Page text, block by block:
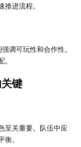
进流程。
调可玩性和合作性。
键
至关重要。队伍中应
。